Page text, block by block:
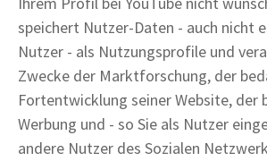
speichert Nutzer-Daten - auch nicht
Nutzer - als Nutzungsprofile und
Zwecke der Marktforschung, der
Fortentwicklung seiner Website, der
Werbung und - so Sie als Nutzer
andere Nutzer des Sozialen